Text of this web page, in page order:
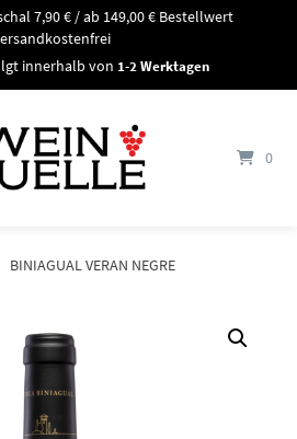
7,90 € / ab 149,00 € Bestellwert
innerhalb von 1-2 Werktagen
0
BINIAGUAL VERAN NEGRE